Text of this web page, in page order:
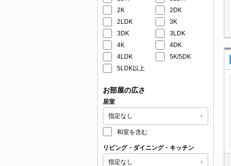
2K
2DK
2LDK
3K
3DK
3LDK
4K
4DK
4LDK
5K/5DK
5LDK以上
お部屋の広さ
居室
和室を含む
リビング・ダイニング・キッチン